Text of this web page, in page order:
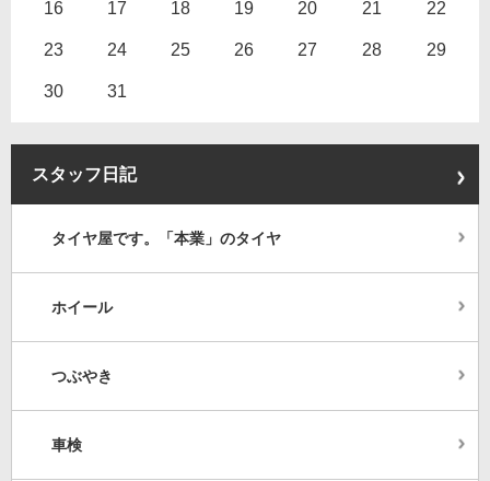
16 17 18 19 20 21 22
23 24 25 26 27 28 29
30 31
スタッフ日記
タイヤ屋です。「本業」のタイヤ
ホイール
つぶやき
車検